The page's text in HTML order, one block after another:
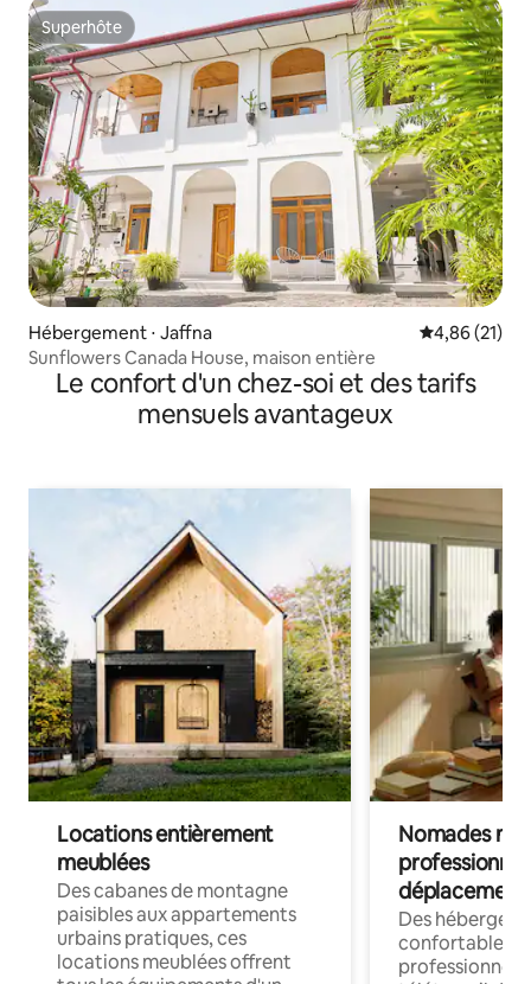
Superhôte
Superhôte
Hébergement ⋅ Jaffna Évaluation
4,86 (21)
Sunflowers Canada House, maison entière
Le confort d'un chez-soi et des tarifs
mensuels avantageux
Locations entièrement
meublées
Des cabanes de montagne
paisibles aux appartements
urbains pratiques, ces
locations meublées offrent
Nomades
déplacement
Des
confortables
professionnels